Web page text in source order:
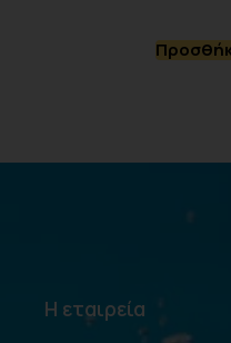
Η εταιρεία